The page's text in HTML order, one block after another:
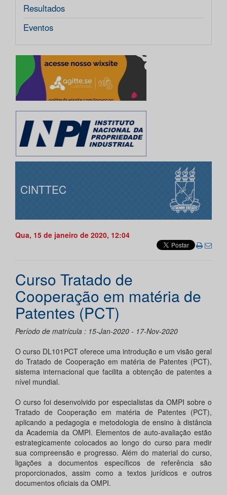
Resultados
Eventos
CINTTEC
Qua, 15 de janeiro de 2020, 12:04
Curso Tratado de
Cooperação em matéria de
Patentes (PCT)
Período de matrícula : 15-Jan-2020 - 17-Nov-2020
O curso DL101PCT oferece uma introdução e um visão geral
do Tratado de Cooperação em matéria de Patentes (PCT),
sistema internacional que facilita a obtenção de patentes a
nível mundial.
O curso foi desenvolvido por especialistas da OMPI sobre o
Tratado de Cooperação em matéria de Patentes (PCT),
aplicando a pedagogia e metodologia de ensino à distância
da Academia da OMPI. Elementos de auto-avaliação estão
estrategicamente colocados ao longo do curso para medir
sua compreensão e progresso. Além do material do curso,
ligações a documentos específicos de referência são
proporcionados, assim como a textos jurídicos e outros
documentos oficiais da OMPI.